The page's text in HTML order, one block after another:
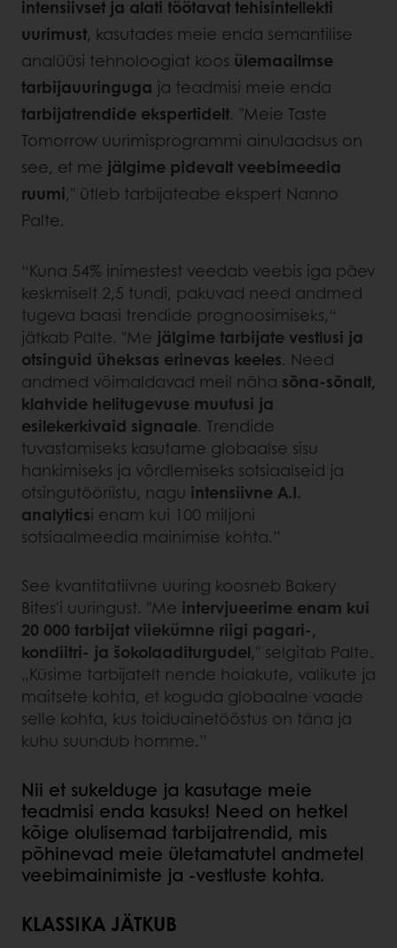
intensiivset ja alati töötavat tehisintellekti
uurimust, kasutades meie enda semantilise
analüüsi tehnoloogiat koos ülemaailmse
tarbijauuringuga ja teadmisi meie enda
tarbijatrendide ekspertidelt. "Meie Taste
Tomorrow uurimisprogrammi ainulaadsus on
see, et me jälgime pidevalt veebimeedia
ruumi," ütleb tarbijateabe ekspert Nanno
Palte.
“Kuna 54% inimestest veedab veebis iga päev
keskmiselt 2,5 tundi, pakuvad need andmed
tugeva baasi trendide prognoosimiseks,“
jätkab Palte. "Me jälgime tarbijate vestlusi ja
otsinguid üheksas erinevas keeles. Need
andmed võimaldavad meil näha sõna-sõnalt,
klahvide helitugevuse muutusi ja
esilekerkivaid signaale. Trendide
tuvastamiseks kasutame globaalse sisu
hankimiseks ja võrdlemiseks sotsiaalseid ja
otsingutööriistu, nagu intensiivne A.I.
analyticsi enam kui 100 miljoni
sotsiaalmeedia mainimise kohta.”
See kvantitatiivne uuring koosneb Bakery
Bites'i uuringust. "Me intervjueerime enam kui
20 000 tarbijat viiekümne riigi pagari-,
kondiitri- ja šokolaaditurgudel," selgitab Palte.
„Küsime tarbijatelt nende hoiakute, valikute ja
maitsete kohta, et koguda globaalne vaade
selle kohta, kus toiduainetööstus on täna ja
kuhu suundub homme.”
Nii et sukelduge ja kasutage meie
teadmisi enda kasuks! Need on hetkel
kõige olulisemad tarbijatrendid, mis
põhinevad meie ületamatutel andmetel
veebimainimiste ja -vestluste kohta.
KLASSIKA JÄTKUB